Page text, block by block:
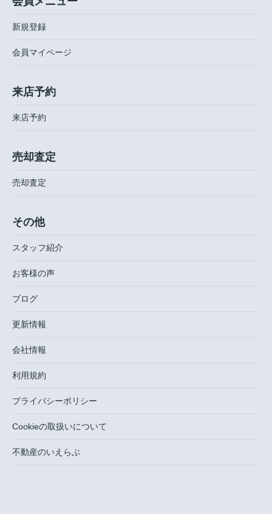
新規登録
会員マイページ
来店予約
来店予約
売却査定
売却査定
その他
スタッフ紹介
お客様の声
ブログ
更新情報
会社情報
利用規約
プライバシーポリシー
Cookieの取扱いについて
不動産のいえらぶ